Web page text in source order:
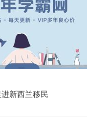
新西兰移民